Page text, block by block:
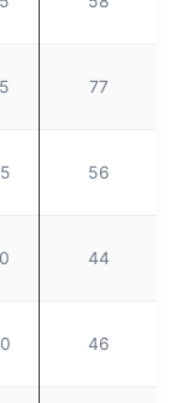
77
56
44
46